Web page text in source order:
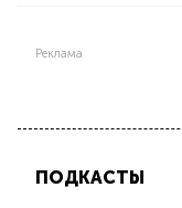
Реклама
ПОДКАСТЫ